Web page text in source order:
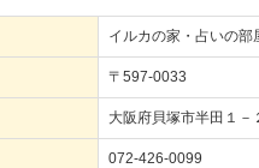
イルカの家・占いの部
〒597-0033
大阪府貝塚市半田１－
072-426-0099